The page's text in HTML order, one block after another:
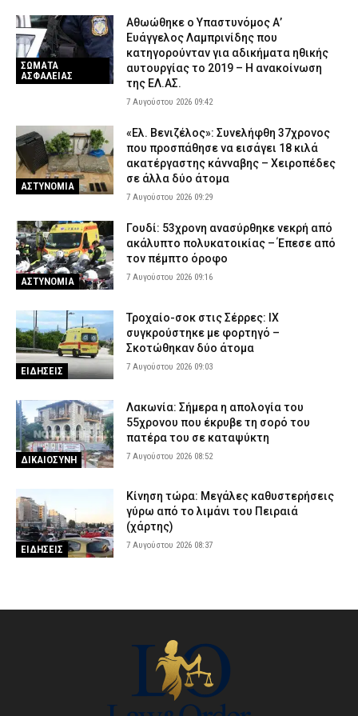
ΣΩΜΑΤΑ
ΑΣΦΑΛΕΙΑΣ
Αθωώθηκε ο Υπαστυνόμος Α’
Ευάγγελος Λαμπρινίδης που
κατηγορούνταν για αδικήματα ηθικής
αυτουργίας το 2019 – Η ανακοίνωση
της ΕΛ.ΑΣ.
7 Αυγούστου 2026 09:42
ΑΣΤΥΝΟΜΙΑ
«Ελ. Βενιζέλος»: Συνελήφθη 37χρονος
που προσπάθησε να εισάγει 18 κιλά
ακατέργαστης κάνναβης – Χειροπέδες
σε άλλα δύο άτομα
7 Αυγούστου 2026 09:29
ΑΣΤΥΝΟΜΙΑ
Γουδί: 53χρονη ανασύρθηκε νεκρή από
ακάλυπτο πολυκατοικίας – Έπεσε από
τον πέμπτο όροφο
7 Αυγούστου 2026 09:16
ΕΙΔΗΣΕΙΣ
Τροχαίο-σοκ στις Σέρρες: ΙΧ
συγκρούστηκε με φορτηγό –
Σκοτώθηκαν δύο άτομα
7 Αυγούστου 2026 09:03
ΔΙΚΑΙΟΣΥΝΗ
Λακωνία: Σήμερα η απολογία του
55χρονου που έκρυβε τη σορό του
πατέρα του σε καταψύκτη
7 Αυγούστου 2026 08:52
ΕΙΔΗΣΕΙΣ
Κίνηση τώρα: Μεγάλες καθυστερήσεις
γύρω από το λιμάνι του Πειραιά
(χάρτης)
7 Αυγούστου 2026 08:37